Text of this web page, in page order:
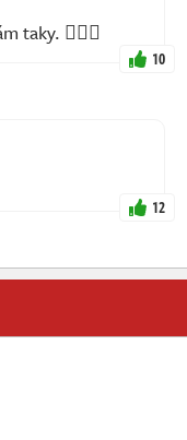
taky. 👍🏻😎
10
12